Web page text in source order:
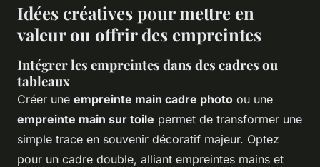
Idées créatives pour mettre en
valeur ou offrir des empreintes
Intégrer les empreintes dans des cadres ou
tableaux
Créer une empreinte main cadre photo ou une
empreinte main sur toile permet de transformer une
simple trace en souvenir décoratif majeur. Optez
pour un cadre double, alliant empreintes mains et